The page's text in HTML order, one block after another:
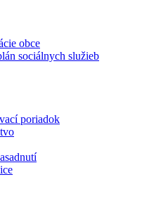
obce
sociálnych služieb
poriadok